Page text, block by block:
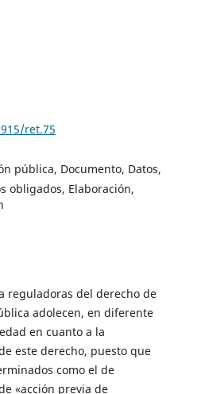
ret.75
pública, Documento, Datos,
obligados, Elaboración,
reguladoras del derecho de
adolecen, en diferente
en cuanto a la
este derecho, puesto que
como el de
«acción previa de